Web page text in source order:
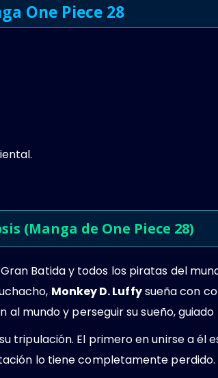
One Piece 28
(Manga de One Piece 28)
Batida y todos los piratas del
Monkey D. Luffysueña con
mundo y perseguir su sueño,
El primero en unirse a él
lo tiene completamente perdido.